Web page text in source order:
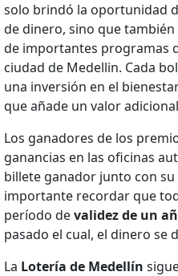
solo brindó la oportunidad
de dinero, sino que
de importantes programas
ciudad de Medellin. Cada
una inversión en el
que añade un valor
Los ganadores de los
ganancias en las oficinas
billete ganador junto con
importante recordar que
período devalidez de un
pasado el cual, el dinero se
La Lotería de Medellín